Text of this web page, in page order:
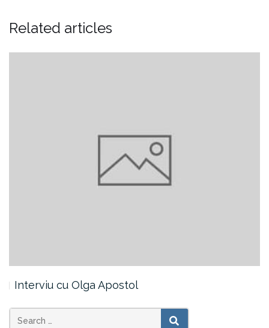
Related articles
Interviu cu Olga Apostol